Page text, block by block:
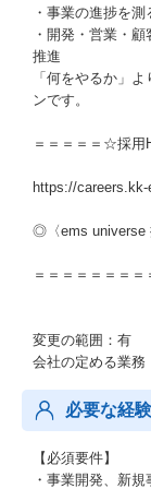
・事業の進捗を
・開発・営業・
推進
「何をやるか」
ンです。
＝＝＝＝＝☆採用
https://
◎〈ems universe
＝＝＝＝＝＝＝＝
変更の範囲：有
会社の定める業務
必要な経験
【必須要件】
・事業開発、新